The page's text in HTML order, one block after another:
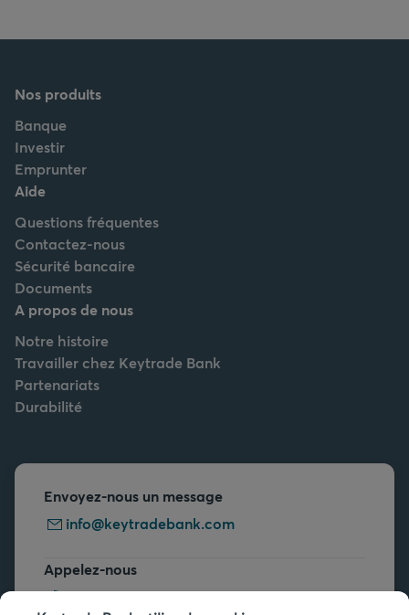
Nos produits
Banque
Investir
Emprunter
Aide
Questions fréquentes
Contactez-nous
Sécurité bancaire
Documents
A propos de nous
Notre histoire
Travailler chez Keytrade Bank
Partenariats
Durabilité
Envoyez-nous un message
info@keytradebank.com
Appelez-nous
+32 2 679 90 00